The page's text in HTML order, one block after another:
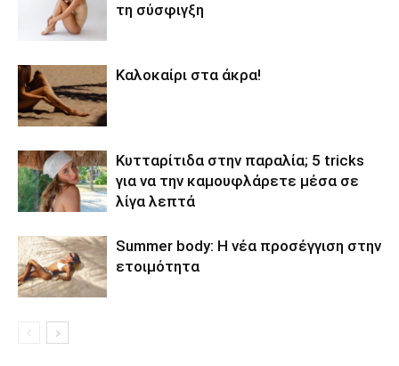
τη σύσφιγξη
Καλοκαίρι στα άκρα!
Κυτταρίτιδα στην παραλία; 5 tricks
για να την καμουφλάρετε μέσα σε
λίγα λεπτά
Summer body: Η νέα προσέγγιση στην
ετοιμότητα